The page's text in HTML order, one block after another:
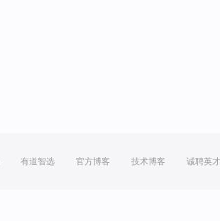
有道智选 官方博客 技术博客 诚聘英才